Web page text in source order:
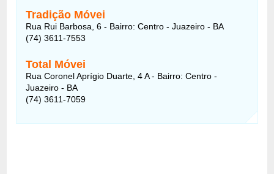
Tradição Móvei
Rua Rui Barbosa, 6 - Bairro: Centro - Juazeiro - BA
(74) 3611-7553
Total Móvei
Rua Coronel Aprígio Duarte, 4 A - Bairro: Centro -
Juazeiro - BA
(74) 3611-7059